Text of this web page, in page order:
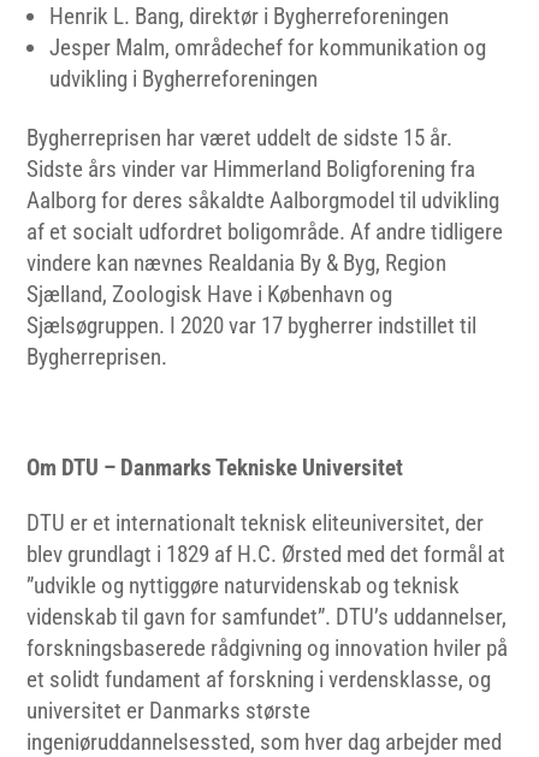
Henrik L. Bang, direktør i Bygherreforeningen
Jesper Malm, områdechef for kommunikation og
udvikling i Bygherreforeningen
Bygherreprisen har været uddelt de sidste 15 år.
Sidste års vinder var Himmerland Boligforening fra
Aalborg for deres såkaldte Aalborgmodel til udvikling
af et socialt udfordret boligområde. Af andre tidligere
vindere kan nævnes Realdania By & Byg, Region
Sjælland, Zoologisk Have i København og
Sjælsøgruppen. I 2020 var 17 bygherrer indstillet til
Bygherreprisen.
Om DTU – Danmarks Tekniske Universitet
DTU er et internationalt teknisk eliteuniversitet, der
blev grundlagt i 1829 af H.C. Ørsted med det formål at
”udvikle og nyttiggøre naturvidenskab og teknisk
videnskab til gavn for samfundet”. DTU’s uddannelser,
forskningsbaserede rådgivning og innovation hviler på
et solidt fundament af forskning i verdensklasse, og
universitet er Danmarks største
ingeniøruddannelsessted, som hver dag arbejder med